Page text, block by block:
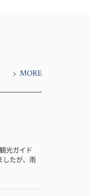
MORE
光ガイド
したが、雨